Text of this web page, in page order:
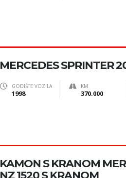
MERCEDES SPRINTER
GODIŠTE VOZILA
1998
KM
370.000
KAMON S KRANOM
NZ 1520 S KRANOM